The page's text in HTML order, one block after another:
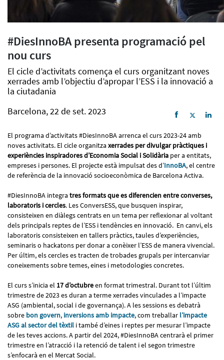
#DiesInnoBA presenta programació pel
nou curs
El cicle d’activitats comença el curs organitzant noves
xerrades amb l’objectiu d’apropar l’ESS i la innovació a
la ciutadania
Barcelona, 22 de set. 2023
El programa d’activitats #DiesInnoBA arrenca el curs 2023-24 amb
noves activitats. El cicle organitza xerrades per divulgar pràctiques i
experiències inspiradores d’Economia Social i Solidària per a entitats,
empreses i persones. El projecte està impulsat des d’InnoBA, el centre
de referència de la innovació socioeconòmica de Barcelona Activa.
#DiesInnoBA integra tres formats que es diferencien entre converses,
laboratoris i cercles. Les ConversESS, que busquen inspirar,
consisteixen en diàlegs centrats en un tema per reflexionar al voltant
dels principals reptes de l’ESS i tendències en innovació. En canvi, els
laboratoris consisteixen en tallers pràctics, taules d’experiències,
seminaris o hackatons per donar a conèixer l’ESS de manera vivencial.
Per últim, els cercles es tracten de trobades grupals per intercanviar
coneixements sobre temes, eines i metodologies concretes.
El curs s’inicia el 17 d’octubreen format trimestral. Durant tot l’últim
trimestre de 2023 es duran a terme xerrades vinculades a l’impacte
ASG (ambiental, social i de governança). A les sessions es debatrà
sobre bon govern, inversions amb impacte, com treballar l’impacte
ASG al sector del tèxtil i també d’eines i reptes per mesurar l’impacte
de les teves accions. A partir del 2024, #DiesInnoBA centrarà el primer
trimestre en l’atracció i la retenció de talent i el segon trimestre
s’enfocarà en el Mercat Social.